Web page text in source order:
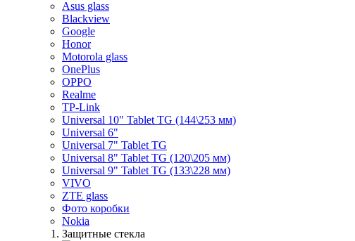
Asus glass
Blackview
Google
Honor
Motorola glass
OnePlus
OPPO
Realme
TP-Link
Universal 10" Tablet TG (144\253 мм)
Universal 6"
Universal 7" Tablet TG
Universal 8" Tablet TG (120\205 мм)
Universal 9" Tablet TG (133\228 мм)
VIVO
ZTE glass
Фото коробки
Nokia
Защитные стекла